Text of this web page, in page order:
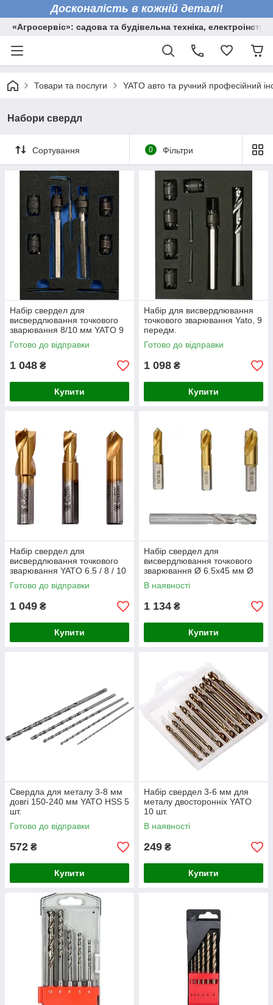
Досконалість в кожній деталі!
«Агросервіс»: садова та будівельна техніка,
Товари та послуги YATO авто та ручний професійний
Набори свердл
Сортування 0 Фільтри
Набір свердел для
висвердлювання точкового
зварювання 8/10 мм YATO 9
передом.
Готово до відправки
1 048 ₴
Купити
Набір для висвердлювання
точкового зварювання Yato, 9
передм.
Готово до відправки
1 098 ₴
Купити
Набір свердел для
висвердлювання точкового
зварювання YATO 6.5 / 8 / 10
Готово до відправки
1 049 ₴
Купити
Набір свердел для
висвердлювання точкового
зварювання Ø 6.5х45 мм Ø
8х45/79 мм Ø10х45 мм YATO
4 шт.
В наявності
1 134 ₴
Купити
Свердла для металу 3-8 мм
довгі 150-240 мм YATO HSS 5
шт.
Готово до відправки
572 ₴
Купити
Набір свердел 3-6 мм для
металу двосторонніх YATO
10 шт.
В наявності
249 ₴
Купити